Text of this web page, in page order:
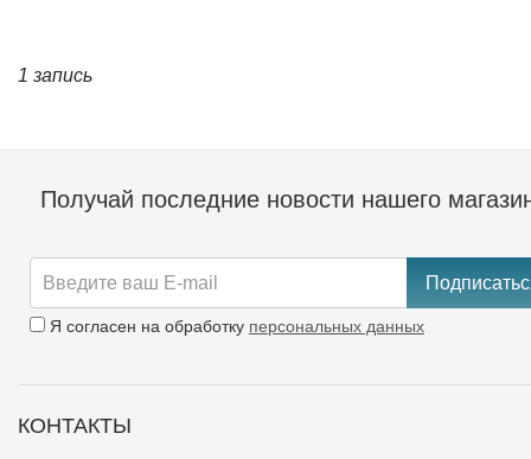
1 запись
Получай последние новости нашего
Я согласен на обработку персональных данных
КОНТАКТЫ